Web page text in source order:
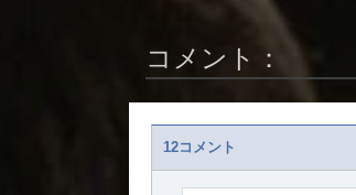
コメント：
12コメント